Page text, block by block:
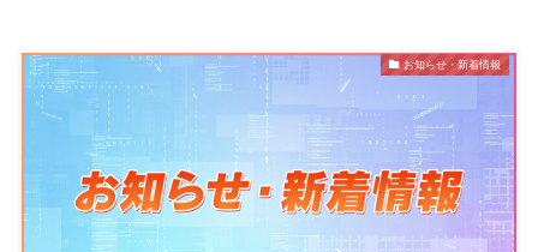
お知らせ・新着情報